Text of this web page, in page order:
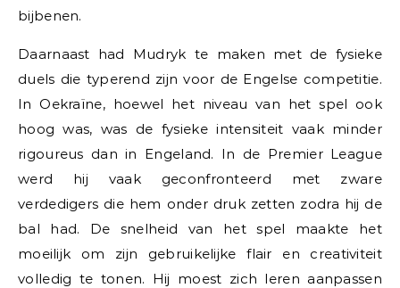
bijbenen.
Daarnaast had Mudryk te maken met de fysieke
duels die typerend zijn voor de Engelse competitie.
In Oekraïne, hoewel het niveau van het spel ook
hoog was, was de fysieke intensiteit vaak minder
rigoureus dan in Engeland. In de Premier League
werd hij vaak geconfronteerd met zware
verdedigers die hem onder druk zetten zodra hij de
bal had. De snelheid van het spel maakte het
moeilijk om zijn gebruikelijke flair en creativiteit
volledig te tonen. Hij moest zich leren aanpassen